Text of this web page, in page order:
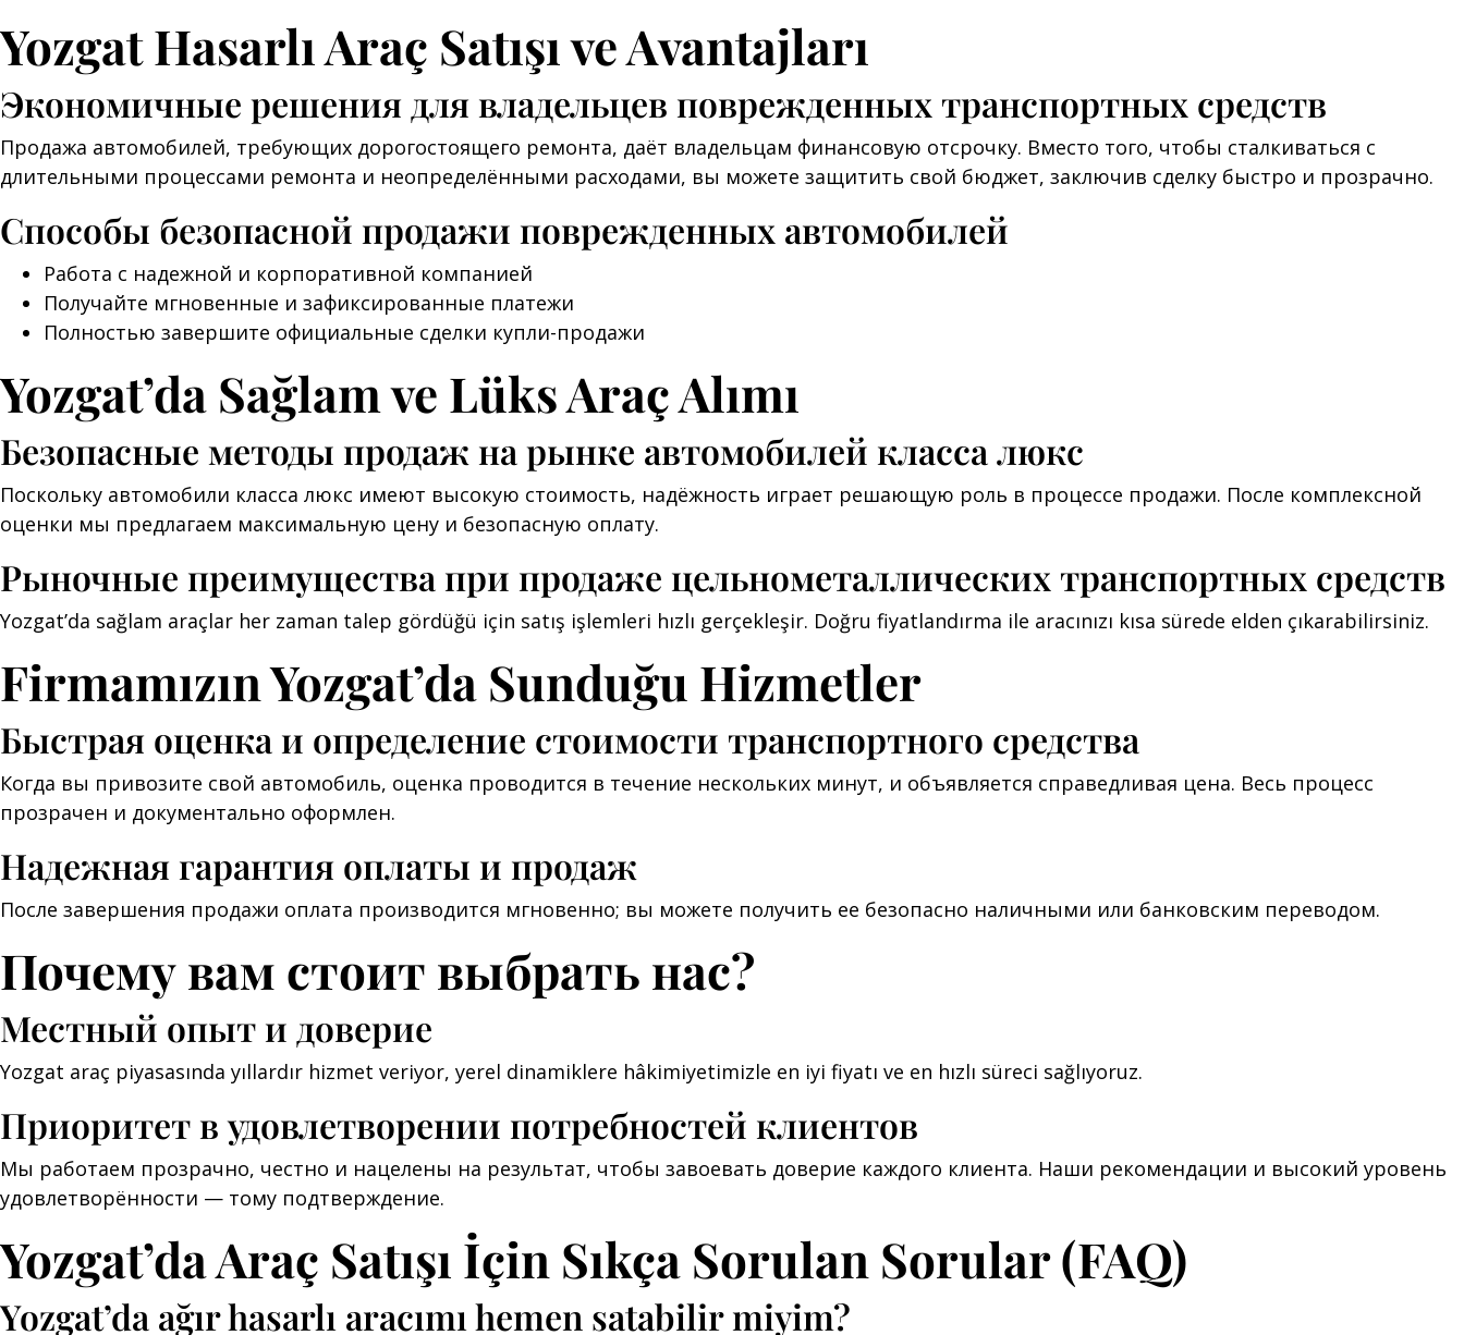
Yozgat Hasarlı Araç Satışı ve Avantajları
Экономичные решения для владельцев поврежденных транспортных средств
Продажа автомобилей, требующих дорогостоящего ремонта, даёт владельцам финансовую отсрочку. Вместо того, чтобы сталкиваться с
длительными процессами ремонта и неопределёнными расходами, вы можете защитить свой бюджет, заключив сделку быстро и прозрачно.
Способы безопасной продажи поврежденных автомобилей
Работа с надежной и корпоративной компанией
Получайте мгновенные и зафиксированные платежи
Полностью завершите официальные сделки купли-продажи
Yozgat’da Sağlam ve Lüks Araç Alımı
Безопасные методы продаж на рынке автомобилей класса люкс
Поскольку автомобили класса люкс имеют высокую стоимость, надёжность играет решающую роль в процессе продажи. После комплексной
оценки мы предлагаем максимальную цену и безопасную оплату.
Рыночные преимущества при продаже цельнометаллических транспортных средств
Yozgat’da sağlam araçlar her zaman talep gördüğü için satış işlemleri hızlı gerçekleşir. Doğru fiyatlandırma ile aracınızı kısa sürede elden çıkarabilirsiniz.
Firmamızın Yozgat’da Sunduğu Hizmetler
Быстрая оценка и определение стоимости транспортного средства
Когда вы привозите свой автомобиль, оценка проводится в течение нескольких минут, и объявляется справедливая цена. Весь процесс
прозрачен и документально оформлен.
Надежная гарантия оплаты и продаж
После завершения продажи оплата производится мгновенно; вы можете получить ее безопасно наличными или банковским переводом.
Почему вам стоит выбрать нас?
Местный опыт и доверие
Yozgat araç piyasasında yıllardır hizmet veriyor, yerel dinamiklere hâkimiyetimizle en iyi fiyatı ve en hızlı süreci sağlıyoruz.
Приоритет в удовлетворении потребностей клиентов
Мы работаем прозрачно, честно и нацелены на результат, чтобы завоевать доверие каждого клиента. Наши рекомендации и высокий уровень
удовлетворённости — тому подтверждение.
Yozgat’da Araç Satışı İçin Sıkça Sorulan Sorular (FAQ)
Yozgat’da ağır hasarlı aracımı hemen satabilir miyim?